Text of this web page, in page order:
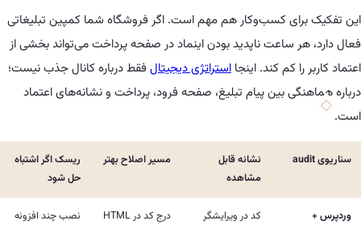
کسب‌وکار هم مهم است. اگر فروشگاه شما کمپین تبلیغاتی
ساعت ناپدید بودن اینماد در صفحه پرداخت می‌تواند بخشی از
کم کند. اینجااستراتژی دیجیتالفقط درباره کانال جذب نیست؛
بین پیام تبلیغ، صفحه فرود، پرداخت و نشانه‌های اعتماد
نشانه قابل
مسیر اصلاح بهتر
ریسک اگر اشتباه
کد در ویرایشگر
درج کد در HTML
نصب چند افزونه